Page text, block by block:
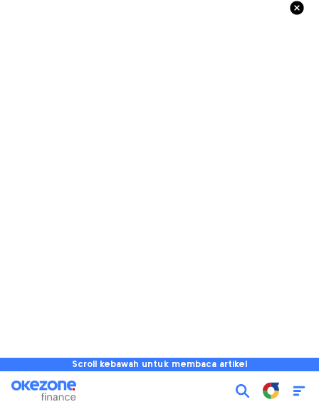
Scroll kebawah untuk membaca artikel